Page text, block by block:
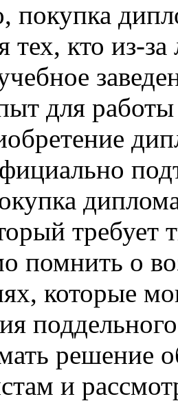
покупка
тех, кто из-
для
требует
помнить о
которые
решение
и